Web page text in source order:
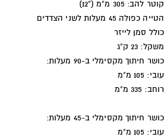
קוטר להב: 305 מ"מ ("12)
הטייה כפולה 45 מעלות לשני הצדדים
כולל סמן לייזר
משקל: 23 ק"ג
כושר חיתוך מקסימלי ב-90 מעלות:
עובי: 105 מ"מ
רוחב: 335 מ"מ
כושר חיתוך מקסימלי ב-45 מעלות:
עובי: 105 מ"מ